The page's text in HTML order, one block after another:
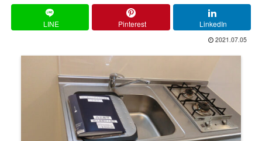
LINE Pinterest LinkedIn
2021.07.05